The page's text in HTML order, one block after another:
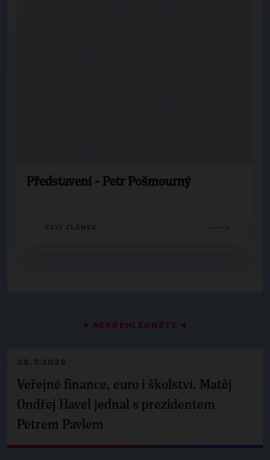
▶ NEPŘEHLÉDNĚTE ◀
28.7.2026
Veřejné finance, euro i školství. Matěj
Ondřej Havel jednal s prezidentem
Petrem Pavlem
Představení - Petr Pošmourný
CELÝ ČLÁNEK